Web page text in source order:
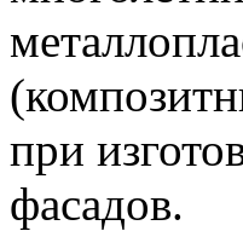
при
фасадов.